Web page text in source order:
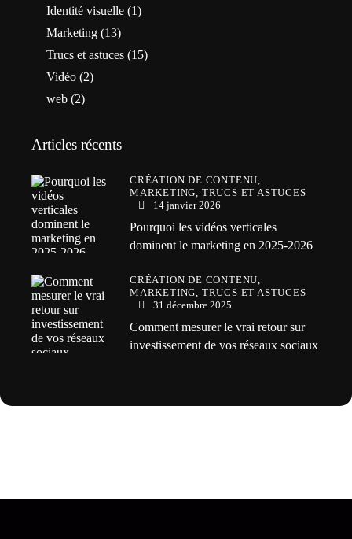
Identité visuelle (1)
Marketing (13)
Trucs et astuces (15)
Vidéo (2)
web (2)
Articles récents
CRÉATION DE CONTENU,
MARKETING, TRUCS ET ASTUCES
14 janvier 2026
Pourquoi les vidéos verticales
dominent le marketing en 2025-2026
CRÉATION DE CONTENU,
MARKETING, TRUCS ET ASTUCES
31 décembre 2025
Comment mesurer le vrai retour sur
investissement de vos réseaux sociaux